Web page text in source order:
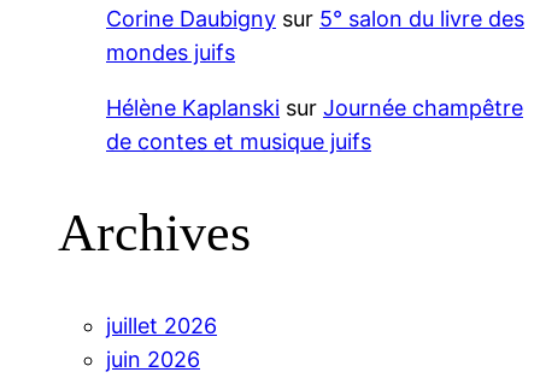
Corine Daubigny sur 5° salon du livre des
mondes juifs
Hélène Kaplanski sur Journée champêtre
de contes et musique juifs
Archives
juillet 2026
juin 2026